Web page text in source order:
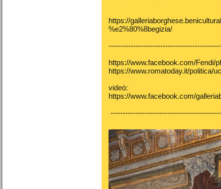
https://
%e2%80%8begizia/
https://www.facebook.com/Fendi/
https://www.romatoday.it/politica/
videó:
https://www.facebook.com/